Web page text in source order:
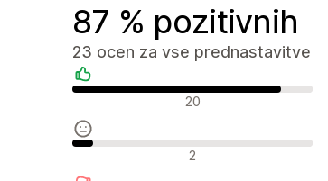
87 % pozitivnih
23 ocen za vse prednastavitve
Pozitivne ocene 20
Nevtralne ocene 2